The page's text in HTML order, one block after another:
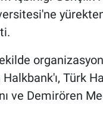
Türk
ve Demirören